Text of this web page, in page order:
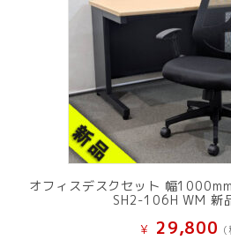
オフィスデスクセット 幅
SH2-106H WM 新
¥ 29,800 (